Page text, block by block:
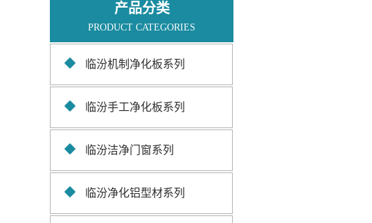
产品分类
PRODUCT CATEGORIES
临汾机制净化板系列
临汾手工净化板系列
临汾洁净门窗系列
临汾净化铝型材系列